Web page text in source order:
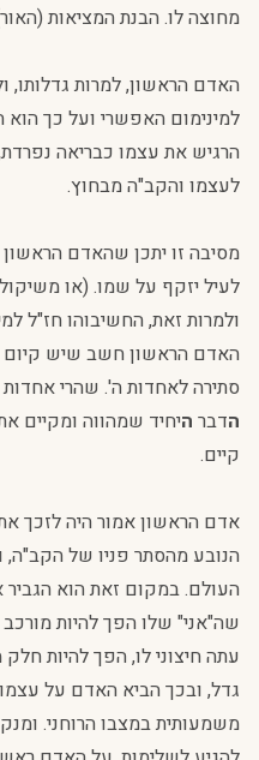
מחוצה לו. הבנת המציאות
האדם הראשון, למרות גדלותו,
למינימום האפשרי ועל כך הוא
הרגיש את עצמו כבריאה
לעצמו והקב"ה מבחוץ.
מסיבה זו יתכן שהאדם
לעיל יזקף על שמו. (או
ולמרות זאת, החשיבוהו חז"ל
האדם הראשון חשב שיש קיום
סתירה לאחדות ה'. שהרי
הדבר היחיד שמהווה ומקיים
קיים.
אדם הראשון אמור היה לזכך
הנובע מהסתר פניו של הקב"ה,
העולם. במקום זאת הוא
שה"אני" שלו הפך להיות
עתה חיצוני לו, הפך להיות
גדל, ובכך הביא האדם על עצמו
משמעותית במצבו הרוחני.